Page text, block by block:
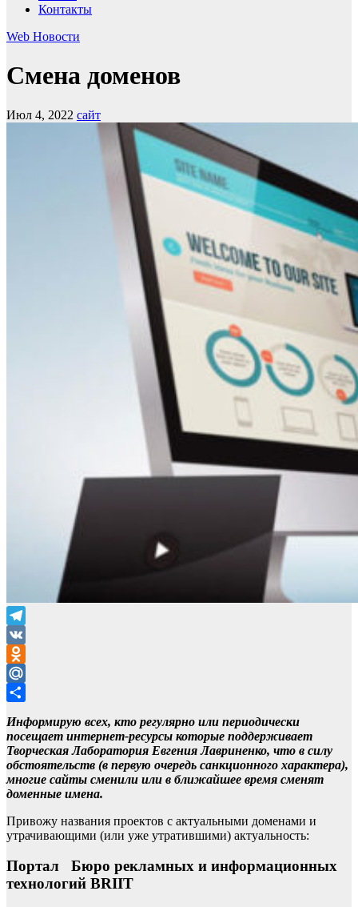
Контакты
Web Новости
Смена доменов
Июл 4, 2022 сайт
Telegram
VK
Odnoklassniki
Mail.Ru
Информирую всех, кто регулярно или периодически
посещает интернет-ресурсы которые поддерживает
Творческая Лаборатория Евгения Лавриненко, что в силу
обстоятельств (в первую очередь санкционного характера),
многие сайты сменили или в ближайшее время сменят
доменные имена.
Привожу названия проектов с актуальными доменами и
утрачивающими (или уже утратившими) актуальность:
Портал Бюро рекламных и информационных
технологий BRIIT